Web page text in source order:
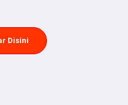
Disini